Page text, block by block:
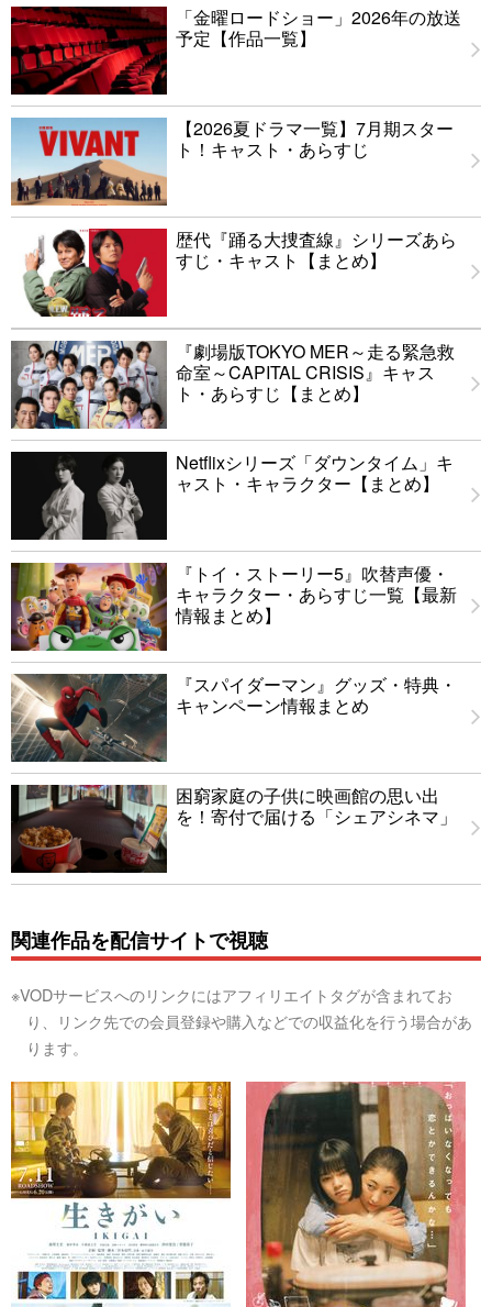
「金曜ロードショー」2026年の放送
予定【作品一覧】
【2026夏ドラマ一覧】7月期スター
ト！キャスト・あらすじ
歴代『踊る大捜査線』シリーズあら
すじ・キャスト【まとめ】
『劇場版TOKYO MER～走る緊急救
命室～CAPITAL CRISIS』キャス
ト・あらすじ【まとめ】
Netflixシリーズ「ダウンタイム」キ
ャスト・キャラクター【まとめ】
『トイ・ストーリー5』吹替声優・
キャラクター・あらすじ一覧【最新
情報まとめ】
『スパイダーマン』グッズ・特典・
キャンペーン情報まとめ
困窮家庭の子供に映画館の思い出
を！寄付で届ける「シェアシネマ」
関連作品を配信サイトで視聴
※VODサービスへのリンクにはアフィリエイトタグが含まれてお
り、リンク先での会員登録や購入などでの収益化を行う場合があ
ります。